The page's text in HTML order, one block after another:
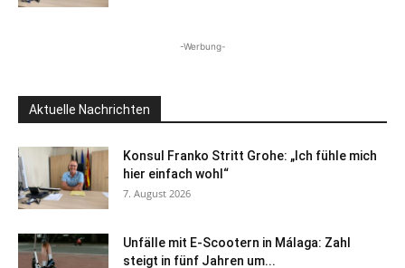
-Werbung-
Aktuelle Nachrichten
Konsul Franko Stritt Grohe: „Ich fühle mich
hier einfach wohl“
7. August 2026
Unfälle mit E-Scootern in Málaga: Zahl
steigt in fünf Jahren um...